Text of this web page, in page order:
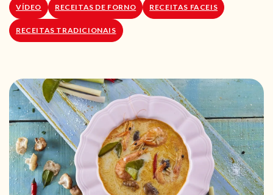
SOBRE NÓS
LOJA ONLINE
VÍDEO RECEITAS DE FORNO RECEITAS FACEIS
RECEITAS TRADICIONAIS